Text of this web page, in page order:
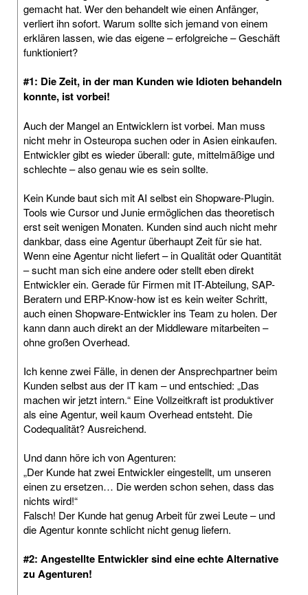
gemacht hat. Wer den behandelt wie einen Anfänger,
verliert ihn sofort. Warum sollte sich jemand von einem
erklären lassen, wie das eigene – erfolgreiche – Geschäft
funktioniert?
#1: Die Zeit, in der man Kunden wie Idioten behandeln
konnte, ist vorbei!
Auch der Mangel an Entwicklern ist vorbei. Man muss
nicht mehr in Osteuropa suchen oder in Asien einkaufen.
Entwickler gibt es wieder überall: gute, mittelmäßige und
schlechte – also genau wie es sein sollte.
Kein Kunde baut sich mit AI selbst ein Shopware-Plugin.
Tools wie Cursor und Junie ermöglichen das theoretisch
erst seit wenigen Monaten. Kunden sind auch nicht mehr
dankbar, dass eine Agentur überhaupt Zeit für sie hat.
Wenn eine Agentur nicht liefert – in Qualität oder Quantität
– sucht man sich eine andere oder stellt eben direkt
Entwickler ein. Gerade für Firmen mit IT-Abteilung, SAP-
Beratern und ERP-Know-how ist es kein weiter Schritt,
auch einen Shopware-Entwickler ins Team zu holen. Der
kann dann auch direkt an der Middleware mitarbeiten –
ohne großen Overhead.
Ich kenne zwei Fälle, in denen der Ansprechpartner beim
Kunden selbst aus der IT kam – und entschied: „Das
machen wir jetzt intern.“ Eine Vollzeitkraft ist produktiver
als eine Agentur, weil kaum Overhead entsteht. Die
Codequalität? Ausreichend.
Und dann höre ich von Agenturen:
„Der Kunde hat zwei Entwickler eingestellt, um unseren
einen zu ersetzen… Die werden schon sehen, dass das
nichts wird!“
Falsch! Der Kunde hat genug Arbeit für zwei Leute – und
die Agentur konnte schlicht nicht genug liefern.
#2: Angestellte Entwickler sind eine echte Alternative
zu Agenturen!